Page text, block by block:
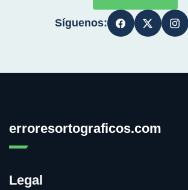
Síguenos:
erroresortograficos.com
Legal